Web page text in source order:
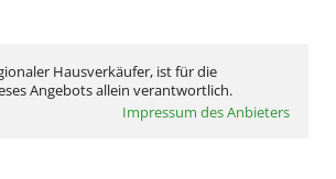
Hausverkäufer, ist für die
Angebots allein verantwortlich.
Impressum des Anbieters